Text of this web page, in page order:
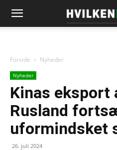
Forside Nyheder
Nyheder
Kinas eksport
Rusland
uformindsket
26. juli 2024